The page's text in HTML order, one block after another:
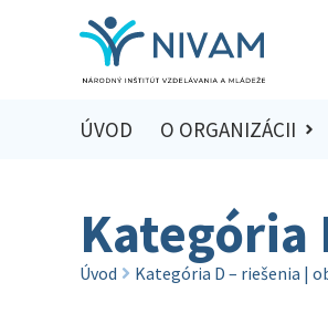
ÚVOD O ORGANIZÁCII
Kategória
Úvod Kategória D – riešenia |